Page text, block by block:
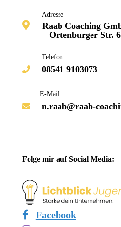
Adresse
Raab Coaching
Ortenburger Str.
Telefon
08541 9103073
E-Mail
n.raab@raab-
Folge mir auf Social Media:
Facebook